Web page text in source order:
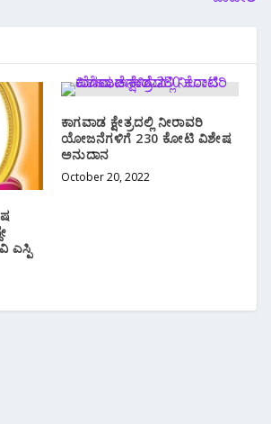
ಎಸ್ಪಿ
ಕಾಗವಾಡ ಕ್ಷೇತ್ರದಲ್ಲಿ ನೀರಾವರಿ
ಯೋಜನೆಗಳಿಗೆ 230 ಕೋಟಿ ವಿಶೇಷ
ಅನುದಾನ
October 20, 2022